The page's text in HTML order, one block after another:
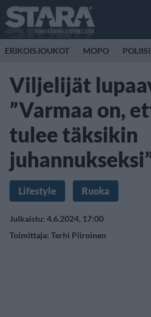
ERIKOISJOUKOT MOPO
Viljelijät
”Varmaa on,
tulee täksikin
Lifestyle Ruoka
Julkaistu: 4.6.2024, 17:00
Toimittaja: Terhi Piiroinen